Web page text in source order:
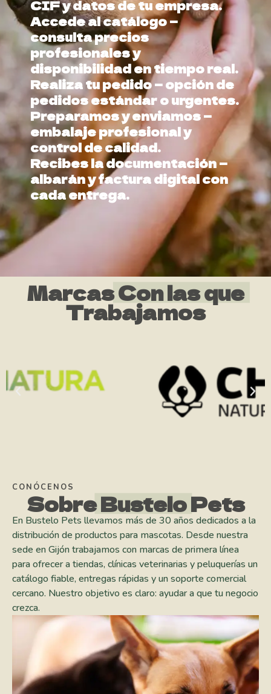
CIF y datos de tu empresa.
Accede al catálogo —
consulta precios
profesionales y
disponibilidad en tiempo real.
Realiza tu pedido — opción de
pedidos estándar o urgentes.
Preparamos y enviamos —
embalaje profesional y
control de calidad.
Recibes la documentación —
albarán y factura digital con
cada entrega.
MarcasCon las que
Trabajamos
CONÓCENOS
SobreBusteloPets
En Bustelo Pets llevamos más de 30 años dedicados a la
distribución de productos para mascotas. Desde nuestra
sede en Gijón trabajamos con marcas de primera línea
para ofrecer a tiendas, clínicas veterinarias y peluquerías un
catálogo fiable, entregas rápidas y un soporte comercial
cercano. Nuestro objetivo es claro: ayudar a que tu negocio
crezca.